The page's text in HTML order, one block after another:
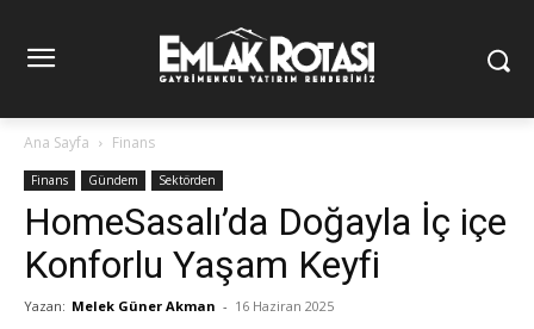
Ana Sayfa Finans
Finans Gündem Sektörden
HomeSasalı’da Doğayla İç içe
Konforlu Yaşam Keyfi
Yazan: Melek Güner Akman - 16 Haziran 2025